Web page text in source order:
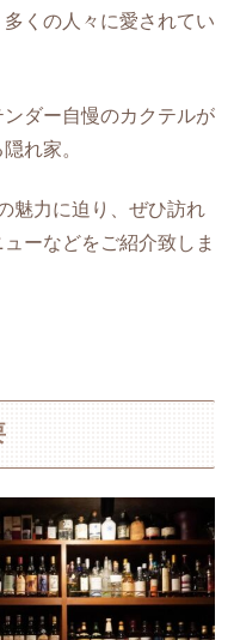
くの人々に愛されてい
ダー自慢のカクテルが
れ家。
魅力に迫り、ぜひ訪れ
ーなどをご紹介致しま